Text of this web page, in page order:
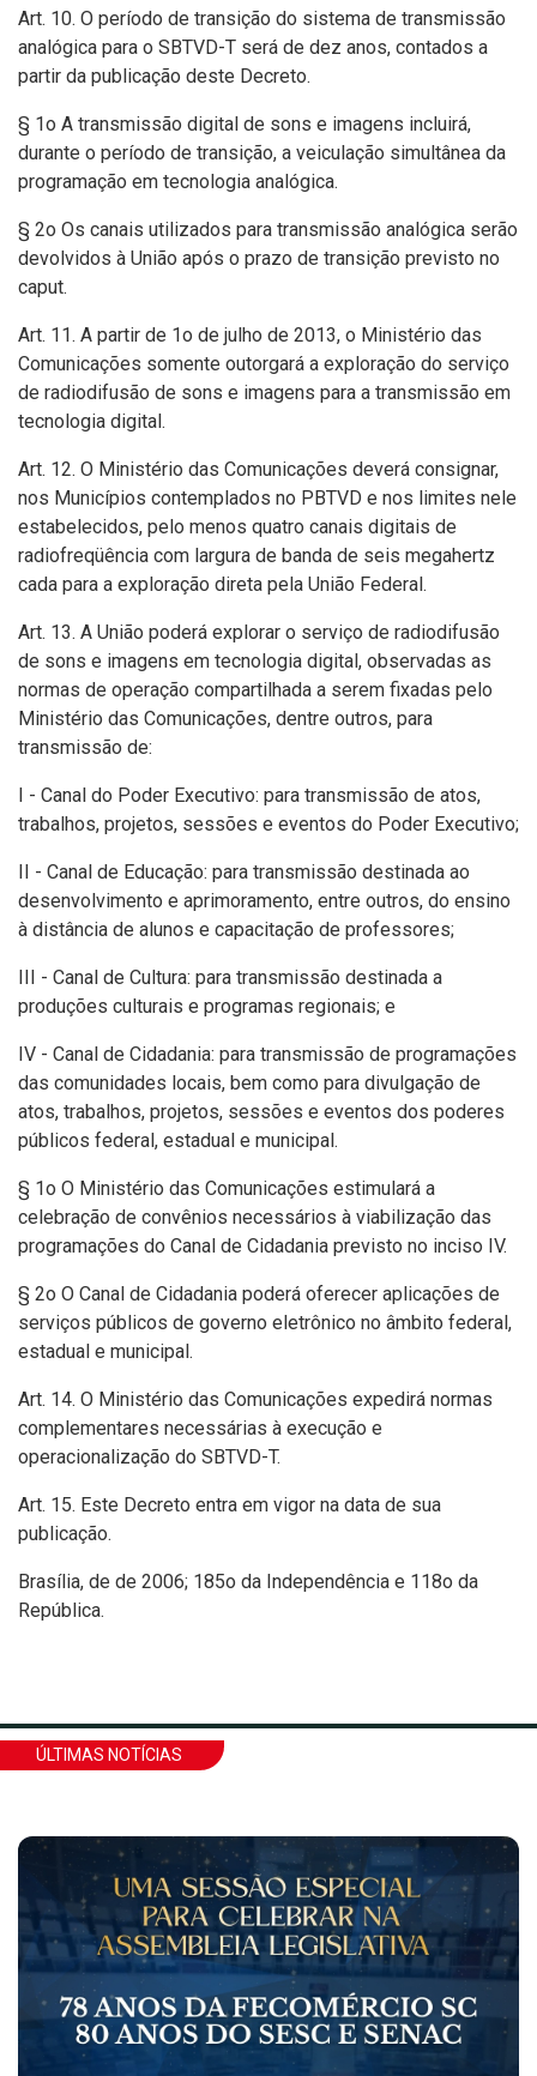
Art. 10. O período de transição do sistema de transmissão
analógica para o SBTVD-T será de dez anos, contados a
partir da publicação deste Decreto.
§ 1o A transmissão digital de sons e imagens incluirá,
durante o período de transição, a veiculação simultânea da
programação em tecnologia analógica.
§ 2o Os canais utilizados para transmissão analógica serão
devolvidos à União após o prazo de transição previsto no
caput.
Art. 11. A partir de 1o de julho de 2013, o Ministério das
Comunicações somente outorgará a exploração do serviço
de radiodifusão de sons e imagens para a transmissão em
tecnologia digital.
Art. 12. O Ministério das Comunicações deverá consignar,
nos Municípios contemplados no PBTVD e nos limites nele
estabelecidos, pelo menos quatro canais digitais de
radiofreqüência com largura de banda de seis megahertz
cada para a exploração direta pela União Federal.
Art. 13. A União poderá explorar o serviço de radiodifusão
de sons e imagens em tecnologia digital, observadas as
normas de operação compartilhada a serem fixadas pelo
Ministério das Comunicações, dentre outros, para
transmissão de:
I - Canal do Poder Executivo: para transmissão de atos,
trabalhos, projetos, sessões e eventos do Poder Executivo;
II - Canal de Educação: para transmissão destinada ao
desenvolvimento e aprimoramento, entre outros, do ensino
à distância de alunos e capacitação de professores;
III - Canal de Cultura: para transmissão destinada a
produções culturais e programas regionais; e
IV - Canal de Cidadania: para transmissão de programações
das comunidades locais, bem como para divulgação de
atos, trabalhos, projetos, sessões e eventos dos poderes
públicos federal, estadual e municipal.
§ 1o O Ministério das Comunicações estimulará a
celebração de convênios necessários à viabilização das
programações do Canal de Cidadania previsto no inciso IV.
§ 2o O Canal de Cidadania poderá oferecer aplicações de
serviços públicos de governo eletrônico no âmbito federal,
estadual e municipal.
Art. 14. O Ministério das Comunicações expedirá normas
complementares necessárias à execução e
operacionalização do SBTVD-T.
Art. 15. Este Decreto entra em vigor na data de sua
publicação.
Brasília, de de 2006; 185o da Independência e 118o da
República.
ÚLTIMAS NOTÍCIAS